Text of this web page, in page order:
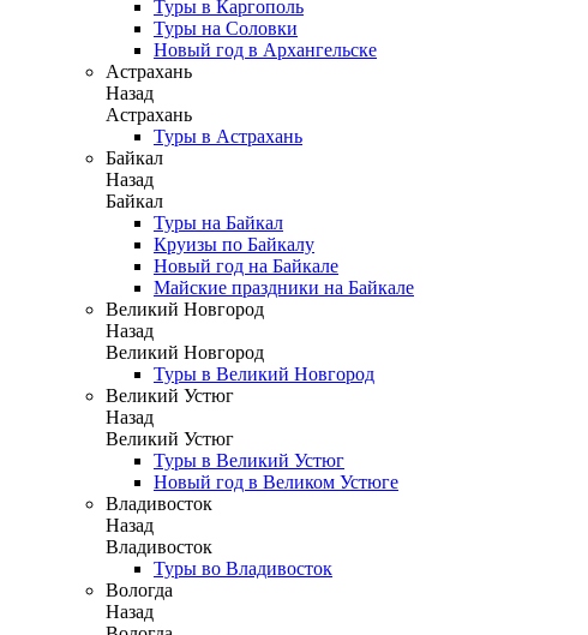
Туры в Каргополь
Туры на Соловки
Новый год в Архангельске
Астрахань
Назад
Астрахань
Туры в Астрахань
Байкал
Назад
Байкал
Туры на Байкал
Круизы по Байкалу
Новый год на Байкале
Майские праздники на Байкале
Великий Новгород
Назад
Великий Новгород
Туры в Великий Новгород
Великий Устюг
Назад
Великий Устюг
Туры в Великий Устюг
Новый год в Великом Устюге
Владивосток
Назад
Владивосток
Туры во Владивосток
Вологда
Назад